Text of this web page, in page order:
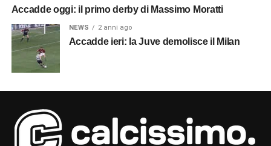
Accadde oggi: il primo derby di Massimo Moratti
NEWS 2 anni ago
Accadde ieri: la Juve demolisce il Milan